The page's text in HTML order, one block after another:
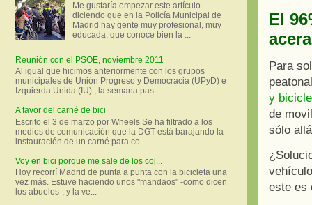
El
Para
y
de
sólo
este es
Me gustaría empezar este artículo
diciendo que en la Policía Municipal de
Madrid hay gente muy profesional, muy
educada, que conoce bien la ...
Reunión con el PSOE, noviembre 2011
Al igual que hicimos anteriormente con los grupos
municipales de Unión Progreso y Democracia (UPyD) e
Izquierda Unida (IU) , la semana pas...
A favor del carné de bici
Escrito el 3 de marzo por Wheels Se ha filtrado a los
medios de comunicación que la DGT está barajando la
instauración de un carné para co...
Voy en bici porque me sale de los coj...
Hoy recorrí Madrid de punta a punta con la bicicleta una
vez más. Estuve haciendo unos "mandaos" -como dicen
los abuelos-, y la ve...